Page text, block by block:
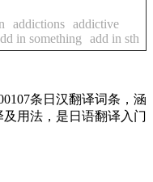
addictions addictive
in something add in sth
条日汉翻译词条，涵
用法，是日语翻译入门